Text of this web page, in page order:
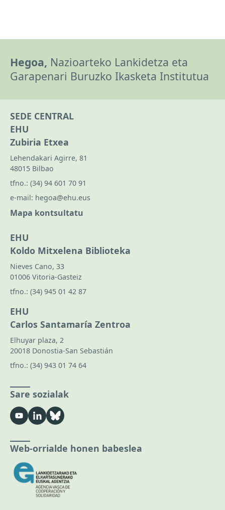
Hegoa, Nazioarteko Lankidetza eta
Garapenari Buruzko Ikasketa Institutua
SEDE CENTRAL
EHU
Zubiria Etxea
Lehendakari Agirre, 81
48015 Bilbao
tfno.: (34) 94 601 70 91
e-mail: hegoa@ehu.eus
Mapa kontsultatu
EHU
Koldo Mitxelena Biblioteka
Nieves Cano, 33
01006 Vitoria-Gasteiz
tfno.: (34) 945 01 42 87
EHU
Carlos Santamaría Zentroa
Elhuyar plaza, 2
20018 Donostia-San Sebastián
tfno.: (34) 943 01 74 64
Sare sozialak
Web-orrialde honen babeslea